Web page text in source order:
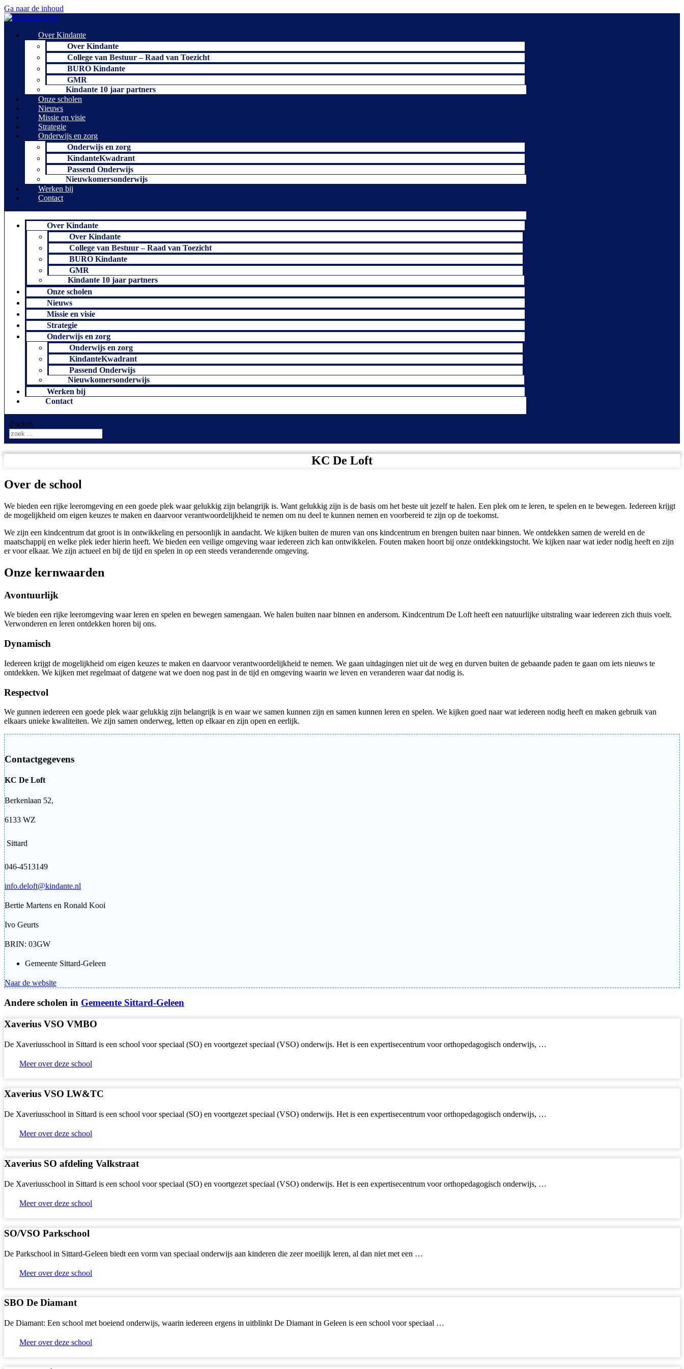
Ga naar de inhoud
Over Kindante
Over Kindante
College van Bestuur – Raad van Toezicht
BURO Kindante
GMR
Kindante 10 jaar partners
Onze scholen
Nieuws
Missie en visie
Strategie
Onderwijs en zorg
Onderwijs en zorg
KindanteKwadrant
Passend Onderwijs
Nieuwkomersonderwijs
Werken bij
Contact
Over Kindante
Over Kindante
College van Bestuur – Raad van Toezicht
BURO Kindante
GMR
Kindante 10 jaar partners
Onze scholen
Nieuws
Missie en visie
Strategie
Onderwijs en zorg
Onderwijs en zorg
KindanteKwadrant
Passend Onderwijs
Nieuwkomersonderwijs
Werken bij
Contact
Zoeken
KC De Loft
Over de school
We bieden een rijke leeromgeving en een goede plek waar gelukkig zijn belangrijk is. Want gelukkig zijn is de basis om het beste uit jezelf te halen. Een plek om te leren, te spelen en te bewegen. Iedereen krijgt
de mogelijkheid om eigen keuzes te maken en daarvoor verantwoordelijkheid te nemen om nu deel te kunnen nemen en voorbereid te zijn op de toekomst.
We zijn een kindcentrum dat groot is in ontwikkeling en persoonlijk in aandacht. We kijken buiten de muren van ons kindcentrum en brengen buiten naar binnen. We ontdekken samen de wereld en de
maatschappij en welke plek ieder hierin heeft. We bieden een veilige omgeving waar iedereen zich kan ontwikkelen. Fouten maken hoort bij onze ontdekkingstocht. We kijken naar wat ieder nodig heeft en zijn
er voor elkaar. We zijn actueel en bij de tijd en spelen in op een steeds veranderende omgeving.
Onze kernwaarden
Avontuurlijk
We bieden een rijke leeromgeving waar leren en spelen en bewegen samengaan. We halen buiten naar binnen en andersom. Kindcentrum De Loft heeft een natuurlijke uitstraling waar iedereen zich thuis voelt.
Verwonderen en leren ontdekken horen bij ons.
Dynamisch
Iedereen krijgt de mogelijkheid om eigen keuzes te maken en daarvoor verantwoordelijkheid te nemen. We gaan uitdagingen niet uit de weg en durven buiten de gebaande paden te gaan om iets nieuws te
ontdekken. We kijken met regelmaat of datgene wat we doen nog past in de tijd en omgeving waarin we leven en veranderen waar dat nodig is.
Respectvol
We gunnen iedereen een goede plek waar gelukkig zijn belangrijk is en waar we samen kunnen zijn en samen kunnen leren en spelen. We kijken goed naar wat iedereen nodig heeft en maken gebruik van
elkaars unieke kwaliteiten. We zijn samen onderweg, letten op elkaar en zijn open en eerlijk.
Contactgegevens
KC De Loft
Berkenlaan 52,
6133 WZ
Sittard
046-4513149
info.deloft@kindante.nl
Bertie Martens en Ronald Kooi
Ivo Geurts
BRIN: 03GW
Gemeente Sittard-Geleen
Naar de website
Andere scholen in Gemeente Sittard-Geleen
Xaverius VSO VMBO
De Xaveriusschool in Sittard is een school voor speciaal (SO) en voortgezet speciaal (VSO) onderwijs. Het is een expertisecentrum voor orthopedagogisch onderwijs, …
Meer over deze school
Xaverius VSO LW&TC
De Xaveriusschool in Sittard is een school voor speciaal (SO) en voortgezet speciaal (VSO) onderwijs. Het is een expertisecentrum voor orthopedagogisch onderwijs, …
Meer over deze school
Xaverius SO afdeling Valkstraat
De Xaveriusschool in Sittard is een school voor speciaal (SO) en voortgezet speciaal (VSO) onderwijs. Het is een expertisecentrum voor orthopedagogisch onderwijs, …
Meer over deze school
SO/VSO Parkschool
De Parkschool in Sittard-Geleen biedt een vorm van speciaal onderwijs aan kinderen die zeer moeilijk leren, al dan niet met een …
Meer over deze school
SBO De Diamant
De Diamant: Een school met boeiend onderwijs, waarin iedereen ergens in uitblinkt De Diamant in Geleen is een school voor speciaal …
Meer over deze school